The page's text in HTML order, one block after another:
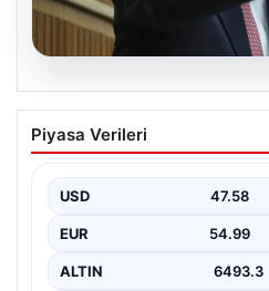
05.08.2026
Kılıçdaroğlu: Hesap
vermekten de
Piyasa Verileri
USD 47.58
EUR 54.99
ALTIN 6493.3